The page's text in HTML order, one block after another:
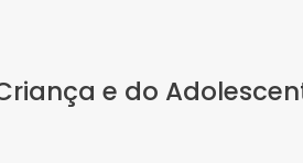
e do